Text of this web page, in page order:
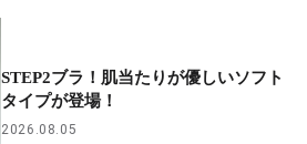
STEP2ブラ！肌当たりが優しいソフト
タイプが登場！
2026.08.05